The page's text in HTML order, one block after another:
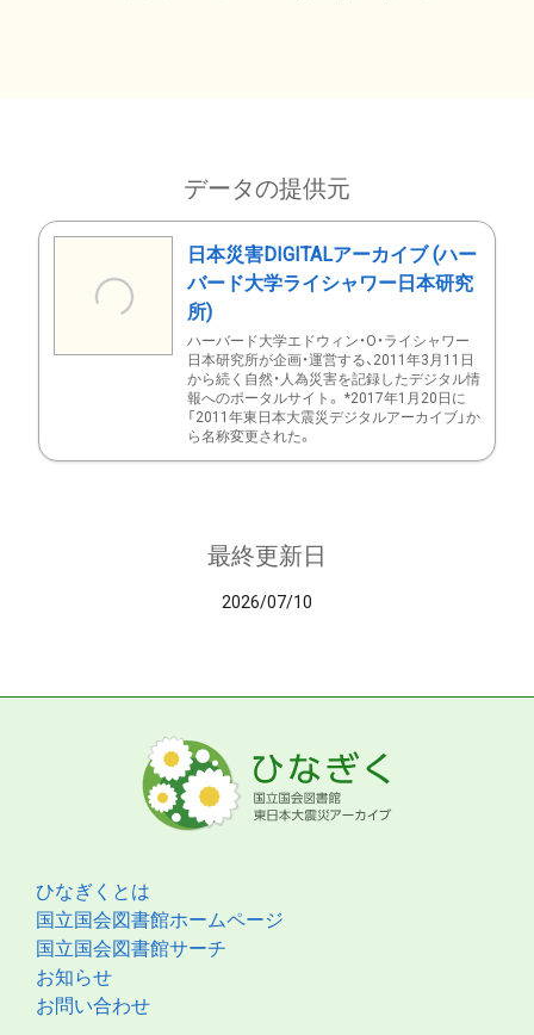
データの提供元
日本災害DIGITALアーカイブ (ハー
バード大学ライシャワー日本研究
所)
ハーバード大学エドウィン・O・ライシャワー
日本研究所が企画・運営する、2011年3月11日
から続く自然・人為災害を記録したデジタル情
報へのポータルサイト。 *2017年1月20日に
「2011年東日本大震災デジタルアーカイブ」か
ら名称変更された。
最終更新日
2026/07/10
ひなぎくとは
国立国会図書館ホームページ
国立国会図書館サーチ
お知らせ
お問い合わせ